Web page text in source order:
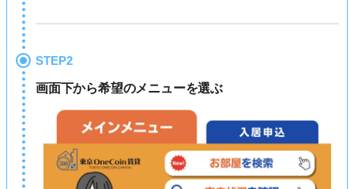
STEP2
画面下から希望のメニューを選ぶ